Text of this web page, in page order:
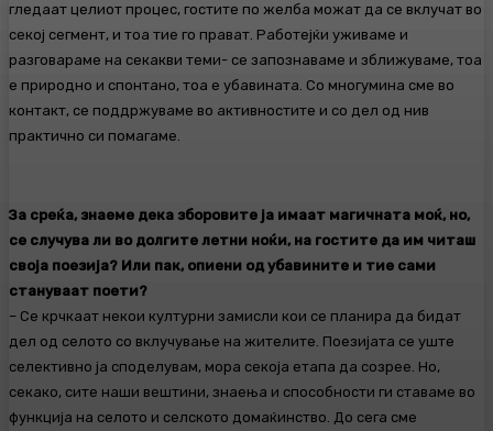
гледаат целиот процес, гостите по желба можат да се вклучат во
секој сегмент, и тоа тие го прават. Работејќи уживаме и
разговараме на секакви теми- се запознаваме и зближуваме, тоа
е природно и спонтано, тоа е убавината. Со многумина сме во
контакт, се поддржуваме во активностите и со дел од нив
практично си помагаме.
За среќа, знаеме дека зборовите ја имаат магичната моќ, но,
се случува ли во долгите летни ноќи, на гостите да им читаш
своја поезија? Или пак, опиени од убавините и тие сами
стануваат поети?
– Се крчкаат некои културни замисли кои се планира да бидат
дел од селото со вклучување на жителите. Поезијата сe уште
селективно ја споделувам, мора секоја етапа да созрее. Но,
секако, сите наши вештини, знаења и способности ги ставаме во
функција на селото и селското домаќинство. До сега сме